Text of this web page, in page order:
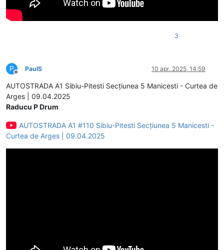
3
P
Deconectat
PaulS 10 apr. 2025, 14:59
AUTOSTRADA A1 Sibiu-Pitesti Secțiunea 5 Manicesti - Curtea de
Arges | 09.04.2025
Raducu P Drum
AUTOSTRADA A1 #110 Sibiu-Pitesti Secțiunea 5 Manicesti -
Curtea de Arges | 09.04.2025